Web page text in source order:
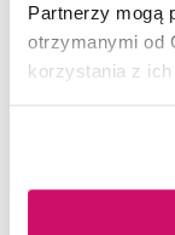
Partnerzy mogą
otrzymanymi od
korzystania z ich